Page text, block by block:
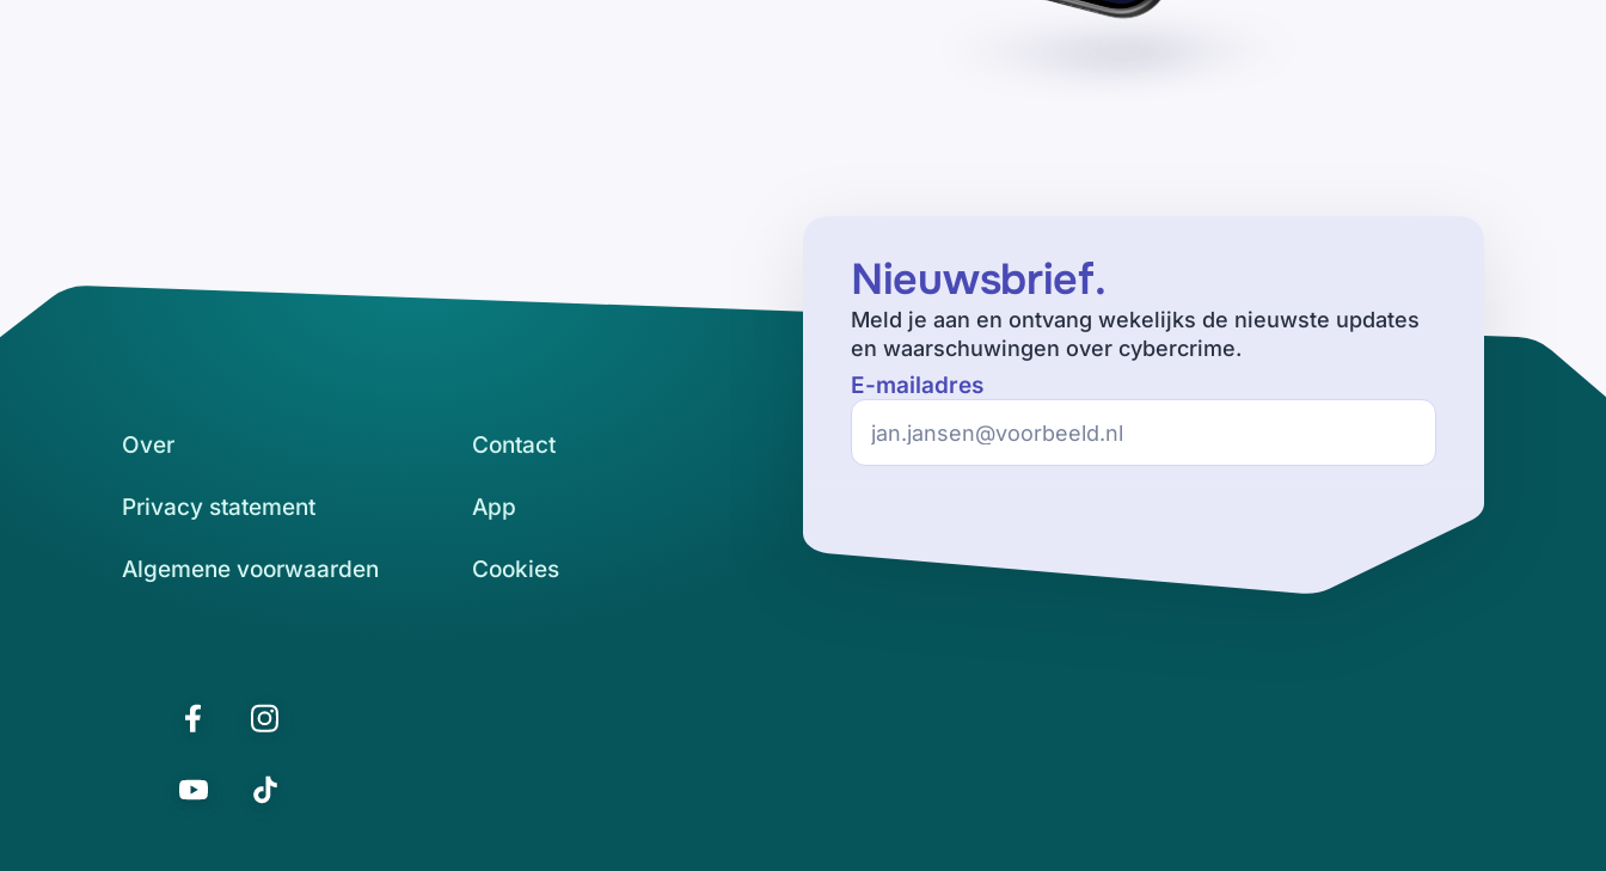
Nieuwsbrief.
Meld je aan en ontvang wekelijks de nieuwste updates
en waarschuwingen over cybercrime.
E-mailadres
Over Contact
Privacy statement App
Algemene voorwaarden Cookies